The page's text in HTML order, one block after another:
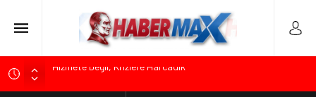
Edremit’te Kaymakam Ahmet Odabaş’a Duygu Dolu Veda